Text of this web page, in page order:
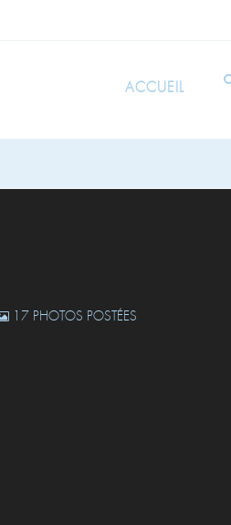
ACCUEIL
17 PHOTOS POSTÉES